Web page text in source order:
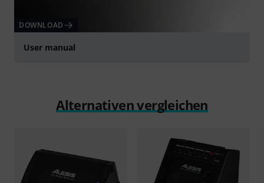
DOWNLOAD
User manual
Alternativen vergleichen